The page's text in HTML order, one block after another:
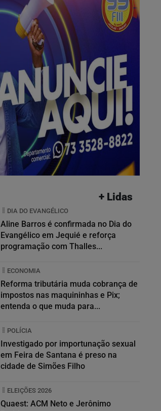
+ Lidas
DIA DO EVANGÉLICO
Aline Barros é confirmada no Dia do
Evangélico em Jequié e reforça
programação com Thalles...
ECONOMIA
Reforma tributária muda cobrança de
impostos nas maquininhas e Pix;
entenda o que muda para...
POLÍCIA
Investigado por importunação sexual
em Feira de Santana é preso na
cidade de Simões Filho
ELEIÇÕES 2026
Quaest: ACM Neto e Jerônimo